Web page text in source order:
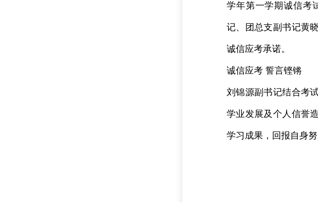
学年第一学期诚信考
记、团总支副书记黄
诚信应考承诺。
诚信应考 誓言铿锵
刘锦源副书记结合考
学业发展及个人信誉
学习成果，回报自身努